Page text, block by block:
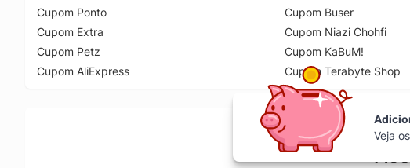
Cupom Ponto
Cupom Extra
Cupom Petz
Cupom AliExpress
Cupom Buser
Cupom Niazi Chohfi
Cupom KaBuM!
Cupom Terabyte Shop
Veja